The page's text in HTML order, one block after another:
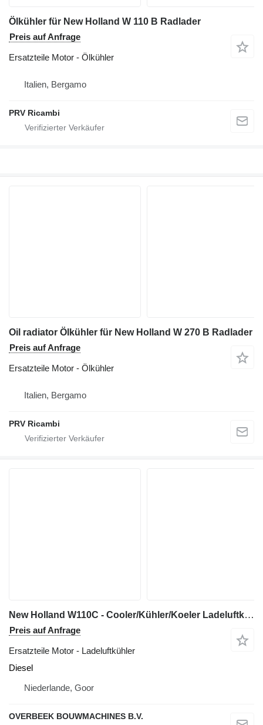
Ölkühler für New Holland W 110 B Radlader
Preis auf Anfrage
Ersatzteile Motor - Ölkühler
Italien, Bergamo
PRV Ricambi
Oil radiator Ölkühler für New Holland W 270 B Radlader
Preis auf Anfrage
Ersatzteile Motor - Ölkühler
Italien, Bergamo
PRV Ricambi
New Holland W110C - Cooler/Kühler/Koeler Ladeluftkühler für Radlader
Preis auf Anfrage
Ersatzteile Motor - Ladeluftkühler
Diesel
Niederlande, Goor
OVERBEEK BOUWMACHINES B.V.